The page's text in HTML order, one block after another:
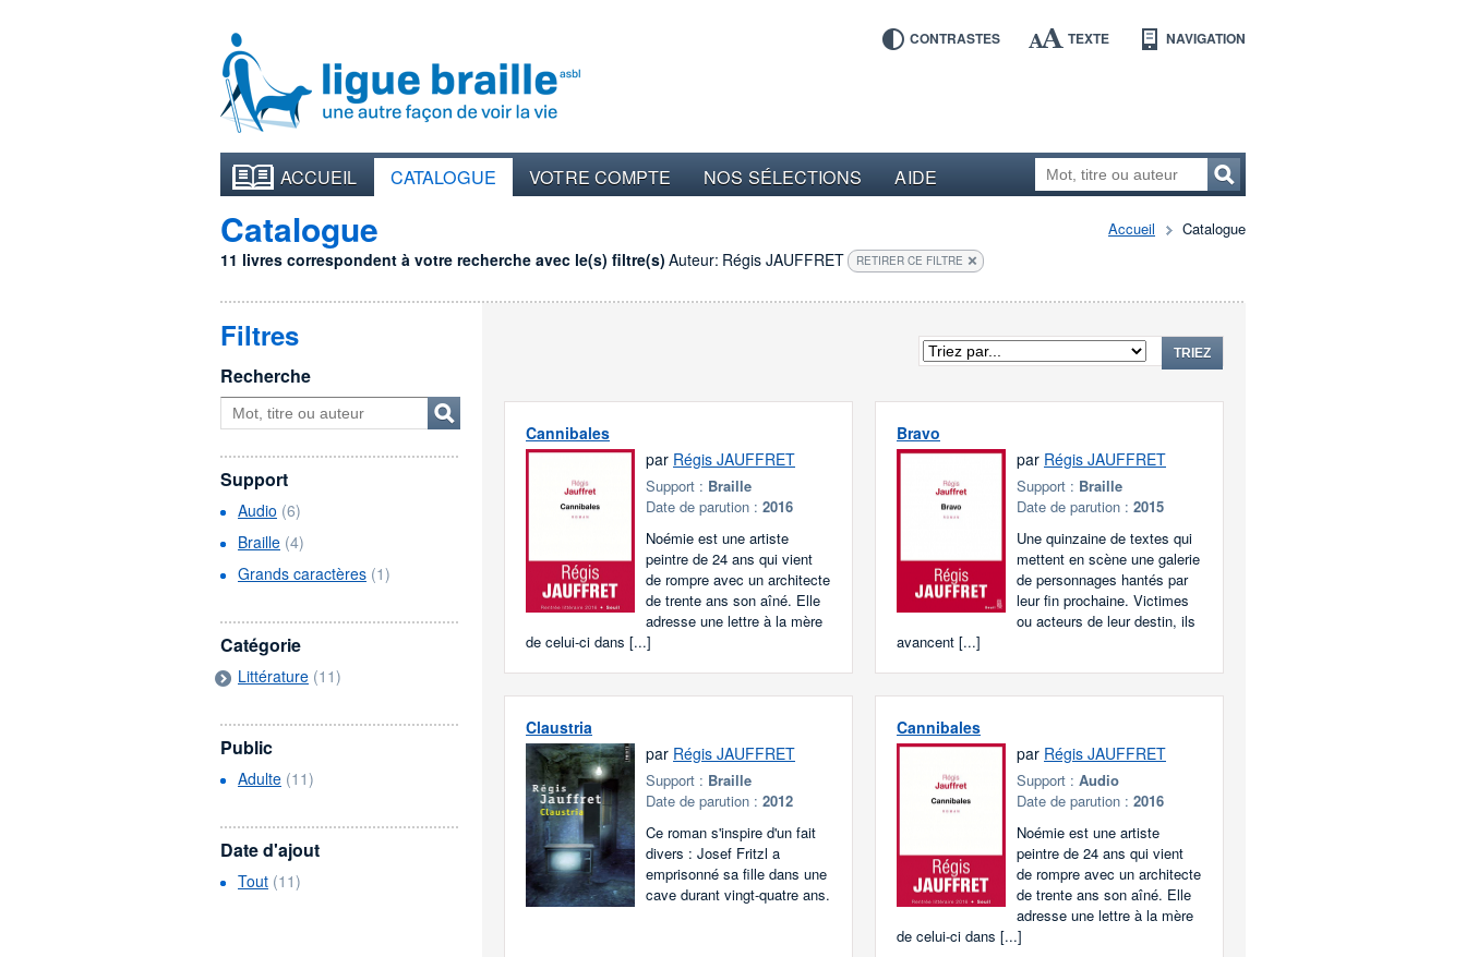
CONTRASTES TEXTE NAVIGATION
ACCUEIL CATALOGUE VOTRE COMPTE NOS SÉLECTIONS AIDE
Accueil Catalogue
Catalogue
11 livres correspondent à votre recherche avec le(s) filtre(s) Auteur: Régis JAUFFRET RETIRER CE FILTRE
TRIEZ
Cannibales
par Régis JAUFFRET
Support : Braille
Date de parution :2016
Noémie est une artiste
peintre de 24 ans qui vient
de rompre avec un architecte
de trente ans son aîné. Elle
adresse une lettre à la mère
de celui-ci dans [...]
Bravo
par Régis JAUFFRET
Support : Braille
Date de parution : 2015
Une quinzaine de textes qui
mettent en scène une galerie
de personnages hantés par
leur fin prochaine. Victimes
ou acteurs de leur destin, ils
avancent [...]
Claustria
par Régis JAUFFRET
Support : Braille
Date de parution :2012
Ce roman s'inspire d'un fait
divers : Josef Fritzl a
emprisonné sa fille dans une
cave durant vingt-quatre ans.
Cannibales
par Régis JAUFFRET
Support : Audio
Date de parution : 2016
Noémie est une artiste
peintre de 24 ans qui vient
de rompre avec un architecte
de trente ans son aîné. Elle
adresse une lettre à la mère
de celui-ci dans [...]
Filtres
Recherche
Support
Audio (6)
Braille (4)
Grands caractères (1)
Catégorie
Littérature (11)
Public
Adulte (11)
Date d'ajout
Tout (11)